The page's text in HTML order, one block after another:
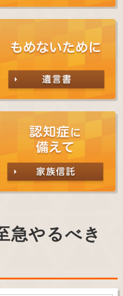
急やるべき